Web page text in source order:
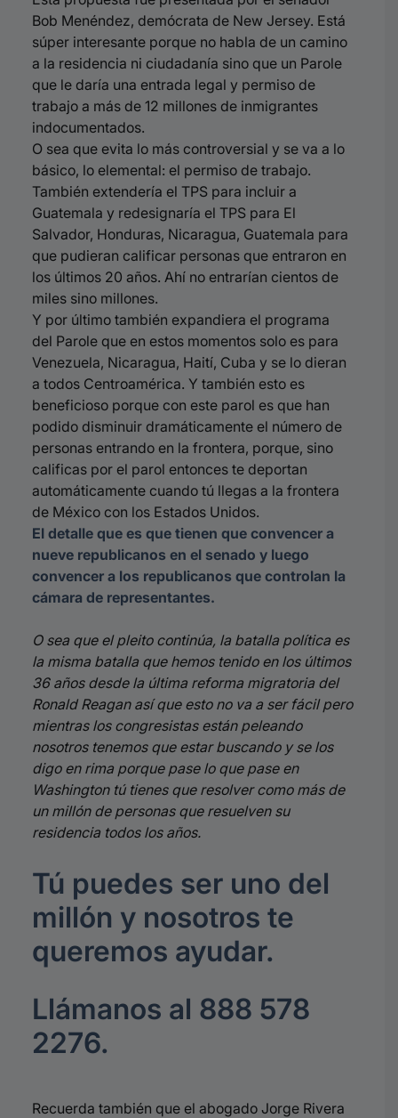
Bob Menéndez, demócrata de New Jersey. Está
súper interesante porque no habla de un camino
a la residencia ni ciudadanía sino que un Parole
que le daría una entrada legal y permiso de
trabajo a más de 12 millones de inmigrantes
indocumentados.
O sea que evita lo más controversial y se va a lo
básico, lo elemental: el permiso de trabajo.
También extendería el TPS para incluir a
Guatemala y redesignaría el TPS para El
Salvador, Honduras, Nicaragua, Guatemala para
que pudieran calificar personas que entraron en
los últimos 20 años. Ahí no entrarían cientos de
miles sino millones.
Y por último también expandiera el programa
del Parole que en estos momentos solo es para
Venezuela, Nicaragua, Haití, Cuba y se lo dieran
a todos Centroamérica. Y también esto es
beneficioso porque con este parol es que han
podido disminuir dramáticamente el número de
personas entrando en la frontera, porque, sino
calificas por el parol entonces te deportan
automáticamente cuando tú llegas a la frontera
de México con los Estados Unidos.
El detalle que es que tienen que convencer a
nueve republicanos en el senado y luego
convencer a los republicanos que controlan la
cámara de representantes.
O sea que el pleito continúa, la batalla política es
la misma batalla que hemos tenido en los últimos
36 años desde la última reforma migratoria del
Ronald Reagan así que esto no va a ser fácil pero
mientras los congresistas están peleando
nosotros tenemos que estar buscando y se los
digo en rima porque pase lo que pase en
Washington tú tienes que resolver como más de
un millón de personas que resuelven su
residencia todos los años.
Tú puedes ser uno del
millón y nosotros te
queremos ayudar.
Llámanos al 888 578
2276.
Recuerda también que el abogado Jorge Rivera